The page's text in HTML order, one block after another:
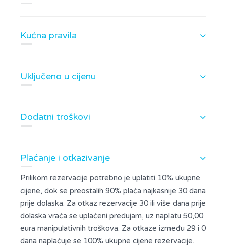
Kućna pravila
Uključeno u cijenu
Dodatni troškovi
Plaćanje i otkazivanje
Prilikom rezervacije potrebno je uplatiti 10% ukupne
cijene, dok se preostalih 90% plaća najkasnije 30 dana
prije dolaska. Za otkaz rezervacije 30 ili više dana prije
dolaska vraća se uplaćeni predujam, uz naplatu 50,00
eura manipulativnih troškova. Za otkaze između 29 i 0
dana naplaćuje se 100% ukupne cijene rezervacije.